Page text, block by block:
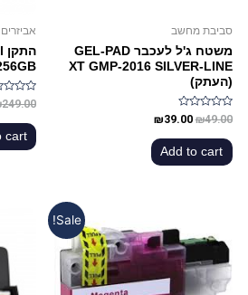
סביבת מחשב
משטח ג'ל לעכבר GEL-PAD
XT GMP-2016 SILVER-LINE
(העתק)
Rated
0
out
of
5
₪49.00
₪39.00
Add to cart
Rated
0
out
of
5
249.00
cart
Sale!